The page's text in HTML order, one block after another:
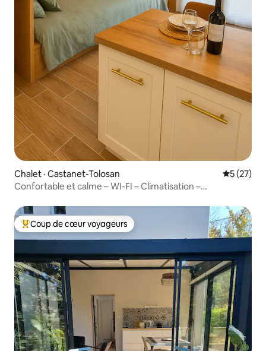
Chalet · Castanet-Tolosan Note
5 (27)
Confortable et calme – WI-FI – Climatisation –
Coup de cœur voyageurs parmi les plus aimés
Coup de cœur voyageurs